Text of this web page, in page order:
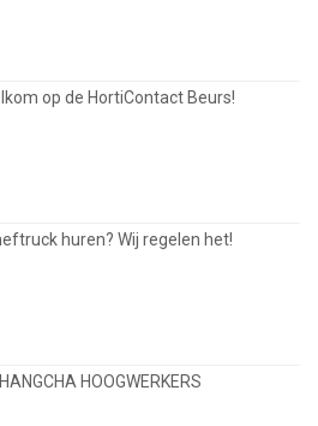
op de HortiContact Beurs!
huren? Wij regelen het!
HOOGWERKERS